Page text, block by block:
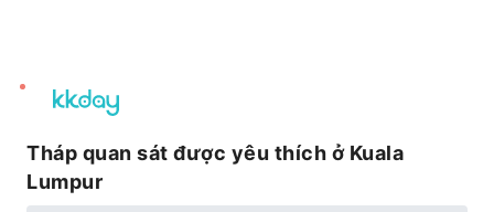
unread
notifications
Tháp quan sát được yêu thích ở Kuala
Lumpur